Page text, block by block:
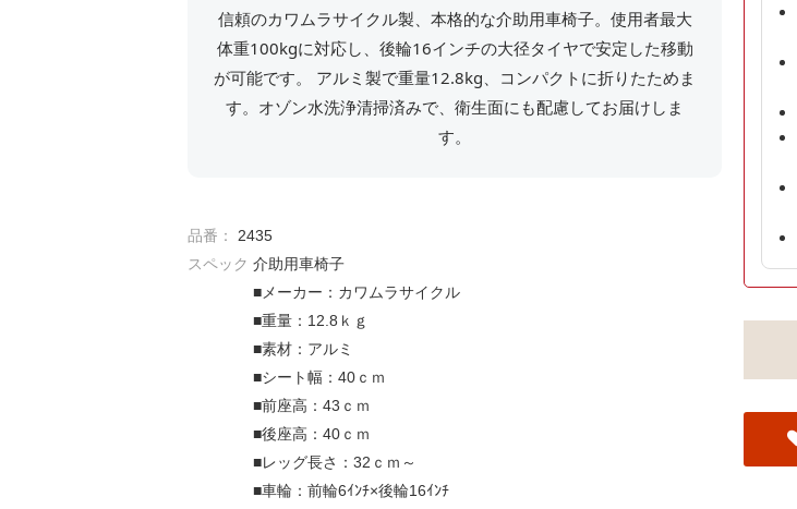
信頼のカワムラサイクル製、本格的な介助用車椅子。使用者最大
体重100kgに対応し、後輪16インチの大径タイヤで安定した移動
が可能です。 アルミ製で重量12.8kg、コンパクトに折りたためま
す。オゾン水洗浄清掃済みで、衛生面にも配慮してお届けしま
す。
品番：
2435
スペック 介助用車椅子
■メーカー：カワムラサイクル
■重量：12.8ｋｇ
■素材：アルミ
■シート幅：40ｃｍ
■前座高：43ｃｍ
■後座高：40ｃｍ
■レッグ長さ：32ｃｍ～
■車輪：前輪6ｲﾝﾁ×後輪16ｲﾝﾁ